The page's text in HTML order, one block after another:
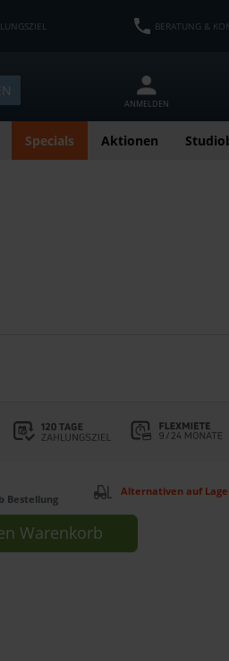
BERATUNG &
ANMELDEN
Specials Aktionen
Bestellung
Alternativen auf
Warenkorb